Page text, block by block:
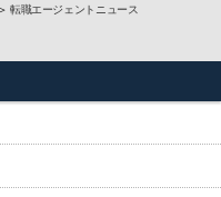
転職エージェントニュース